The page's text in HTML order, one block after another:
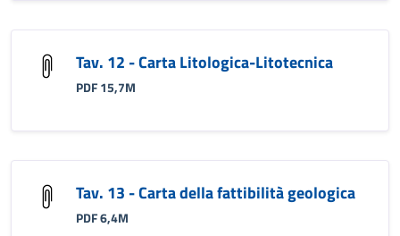
Tav. 12 - Carta Litologica-Litotecnica
PDF 15,7M
Tav. 13 - Carta della fattibilità geologica
PDF 6,4M